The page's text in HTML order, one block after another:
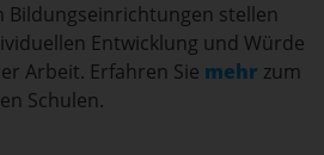
Bildungseinrichtungen stellen
Entwicklung und Würde
Arbeit. Erfahren Sie mehr zum
Schulen.